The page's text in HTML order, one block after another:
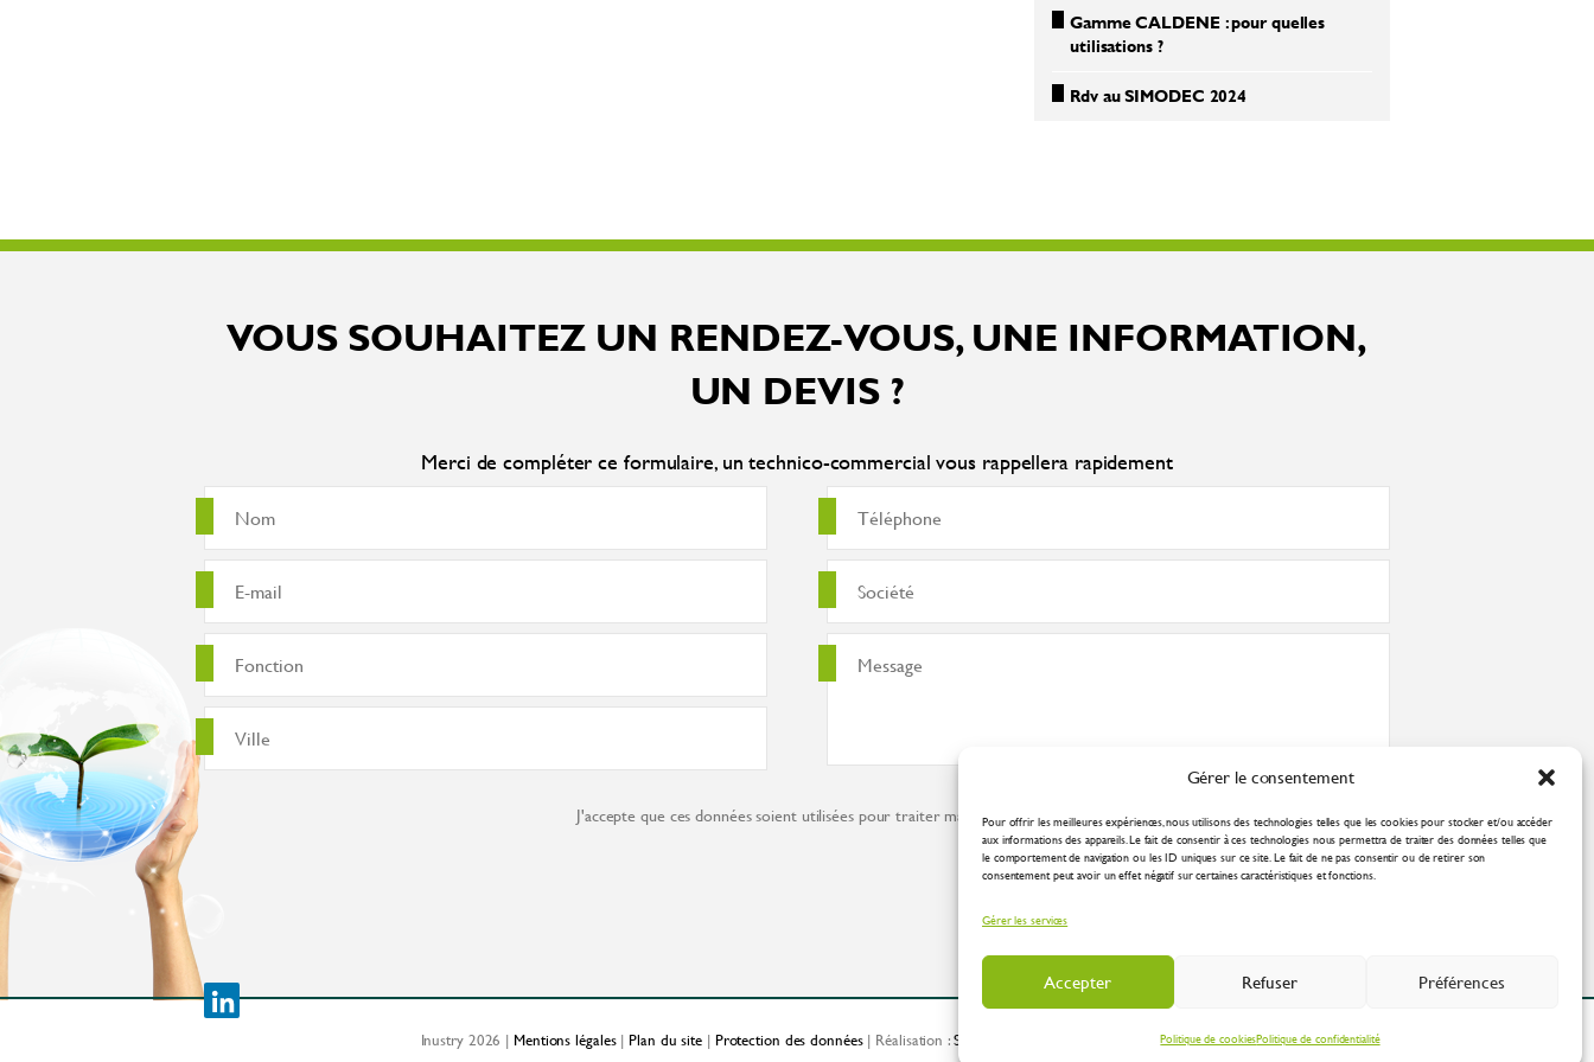
Gérer le consentement
Pour offrir les meilleures expériences, nous utilisons des technologies telles que les cookies pour stocker et/ou accéder
aux informations des appareils. Le fait de consentir à ces technologies nous permettra de traiter des données telles que
le comportement de navigation ou les ID uniques sur ce site. Le fait de ne pas consentir ou de retirer son
consentement peut avoir un effet négatif sur certaines caractéristiques et fonctions.
Gérer les services
Accepter Refuser Préférences
Politique de cookiesPolitique de confidentialité
Gamme CALDENE : pour quelles
utilisations ?
Rdv au SIMODEC 2024
VOUS SOUHAITEZ UN RENDEZ-VOUS, UNE INFORMATION,
UN DEVIS ?
Merci de compléter ce formulaire, un technico-commercial vous rappellera rapidement
J'accepte que ces données soient utilisées pour traiter ma demande conformément à lapolitique de confidentialité
Inustry 2026 | Mentions légales|Plan du site | Protection des données| Réalisation :Spirale Communication Industrielle